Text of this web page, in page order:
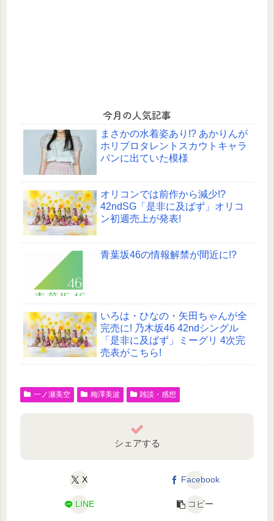
今月の人気記事
まさかの水着姿あり!? あかりんが
ホリプロタレントスカウトキャラ
バンに出ていた模様
オリコンでは前作から減少!?
42ndSG「是非に及ばず」オリコ
ン初週売上が発表!
青葉坂46の情報解禁が間近に!?
いろは・ひなの・矢田ちゃんが全
完売に! 乃木坂46 42ndシングル
「是非に及ばず」ミーグリ 4次完
売表がこちら!
一ノ瀬美空 梅澤美波 雑談・感想
シェアする
X Facebook
LINE コピー